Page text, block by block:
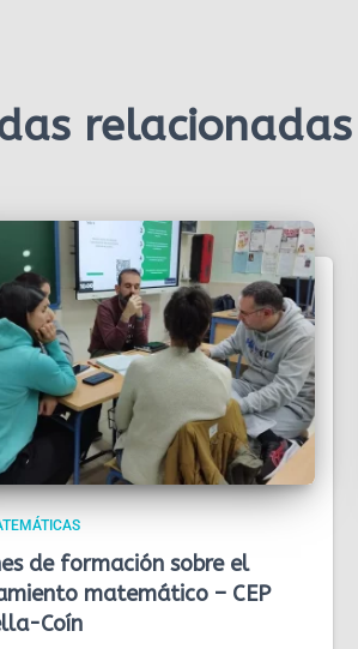
relacionadas
de formación sobre el
matemático – CEP
Coín